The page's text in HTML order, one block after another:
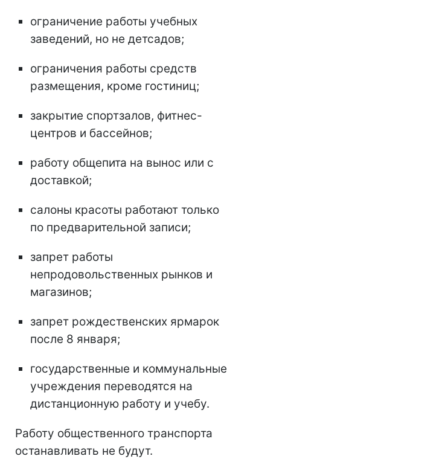
ограничение работы учебных
заведений, но не детсадов;
ограничения работы средств
размещения, кроме гостиниц;
закрытие спортзалов, фитнес-
центров и бассейнов;
работу общепита на вынос или с
доставкой;
салоны красоты работают только
по предварительной записи;
запрет работы
непродовольственных рынков и
магазинов;
запрет рождественских ярмарок
после 8 января;
государственные и коммунальные
учреждения переводятся на
дистанционную работу и учебу.
Работу общественного транспорта
останавливать не будут.